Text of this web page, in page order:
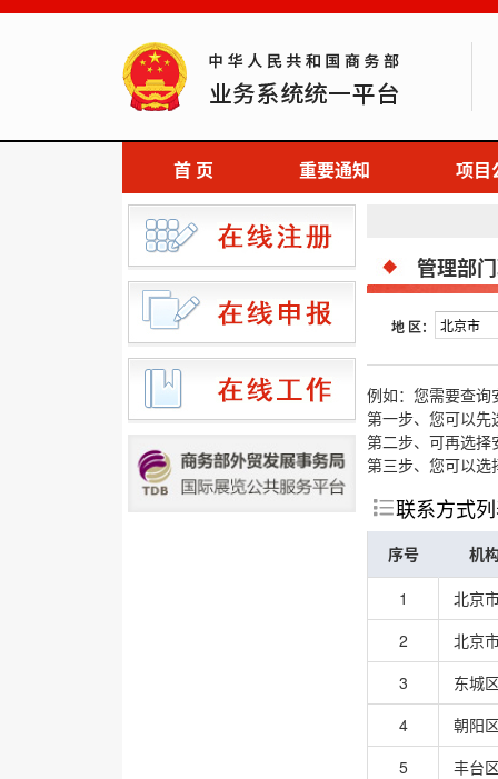
首 页 重要通知 项目
管理部
地 区：
例如：您需要查询
第一步、您可以先
第二步、可再选择
第三步、您可以
联系方式
序号
机
1
北京
2
北京
3
东城
4
朝阳
5
丰台